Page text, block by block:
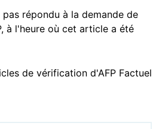
répondu à la demande de
à l'heure où cet article a été
de vérification d'AFP Factuel